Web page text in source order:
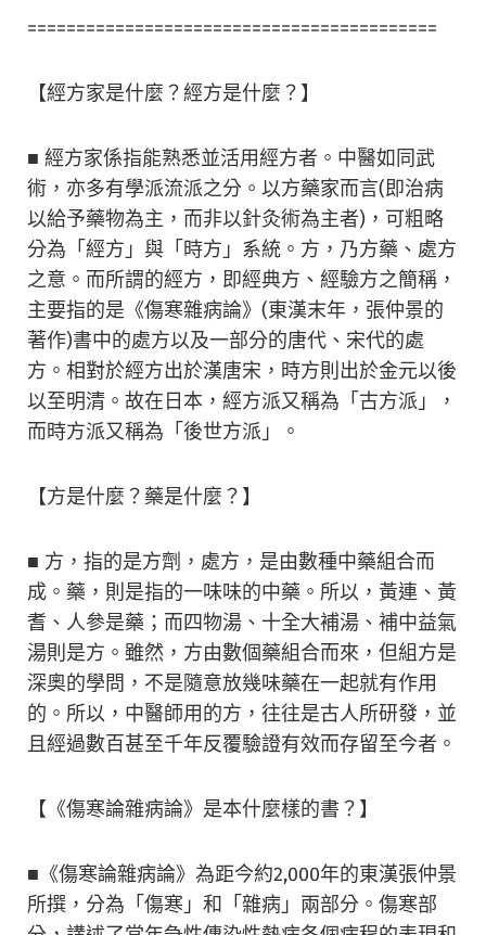
==========================================
【經方家是什麼？經方是什麼？】
■ 經方家係指能熟悉並活用經方者。中醫如同武
術，亦多有學派流派之分。以方藥家而言(即治病
以給予藥物為主，而非以針灸術為主者)，可粗略
分為「經方」與「時方」系統。方，乃方藥、處方
之意。而所謂的經方，即經典方、經驗方之簡稱，
主要指的是《傷寒雜病論》(東漢末年，張仲景的
著作)書中的處方以及一部分的唐代、宋代的處
方。相對於經方出於漢唐宋，時方則出於金元以後
以至明清。故在日本，經方派又稱為「古方派」，
而時方派又稱為「後世方派」。
【方是什麼？藥是什麼？】
■ 方，指的是方劑，處方，是由數種中藥組合而
成。藥，則是指的一味味的中藥。所以，黃連、黃
耆、人參是藥；而四物湯、十全大補湯、補中益氣
湯則是方。雖然，方由數個藥組合而來，但組方是
深奧的學問，不是隨意放幾味藥在一起就有作用
的。所以，中醫師用的方，往往是古人所研發，並
且經過數百甚至千年反覆驗證有效而存留至今者。
【《傷寒論雜病論》是本什麼樣的書？】
■《傷寒論雜病論》為距今約2,000年的東漢張仲景
所撰，分為「傷寒」和「雜病」兩部分。傷寒部